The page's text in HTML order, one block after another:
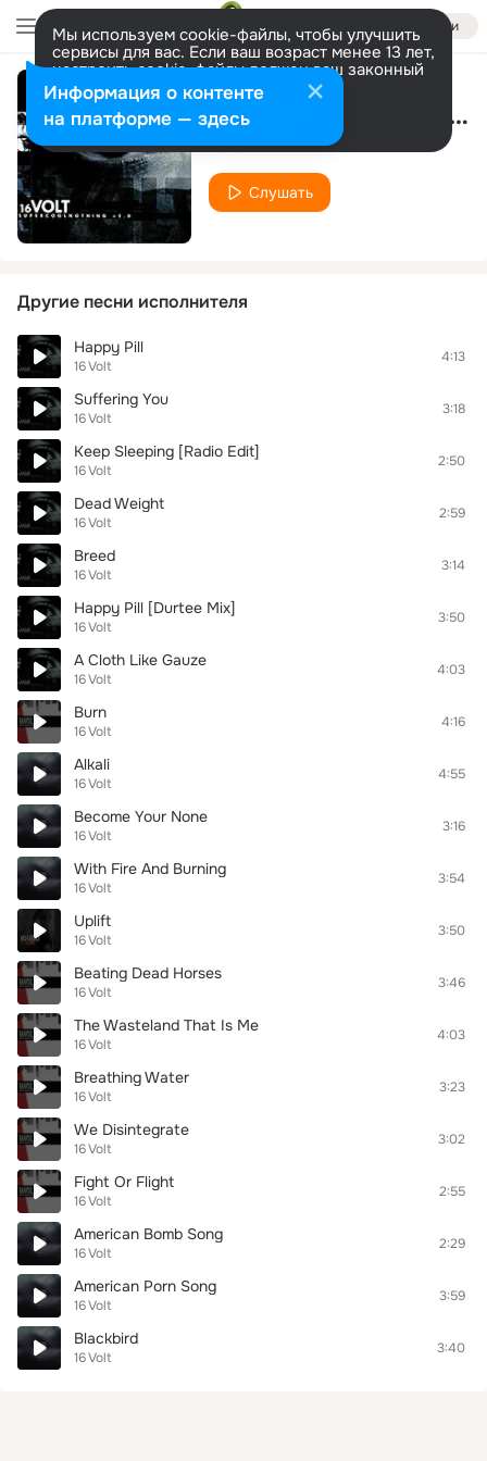
Войти
Мы используем cookie-файлы, чтобы улучшить
сервисы для вас. Если ваш возраст менее 13 лет,
настроить cookie-файлы должен ваш законный
представитель. Больше информации
Разрешить все Настроить Girl Youll Be a Woman Soon
16 Volt
Слушать
Другие песни исполнителя
Happy Pill
16 Volt
4:13
Suffering You
16 Volt
3:18
Keep Sleeping [Radio Edit]
16 Volt
2:50
Dead Weight
16 Volt
2:59
Breed
16 Volt
3:14
Happy Pill [Durtee Mix]
16 Volt
3:50
A Cloth Like Gauze
16 Volt
4:03
Burn
16 Volt
4:16
Alkali
16 Volt
4:55
Become Your None
16 Volt
3:16
With Fire And Burning
16 Volt
3:54
Uplift
16 Volt
3:50
Beating Dead Horses
16 Volt
3:46
The Wasteland That Is Me
16 Volt
4:03
Breathing Water
16 Volt
3:23
We Disintegrate
16 Volt
3:02
Fight Or Flight
16 Volt
2:55
American Bomb Song
16 Volt
2:29
American Porn Song
16 Volt
3:59
Blackbird
16 Volt
3:40
Информация о контенте
на платформе — здесь